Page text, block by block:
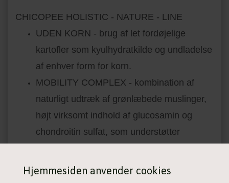
Hjemmesiden anvender cookies
CHICOPEE HOLISTIC - NATURE - LINE
UDEN KORN - brug af let fordøjelige
kartofler som kyulhydratkilde og undladelse
af enhver form for korn.
MOBILITY COMPLEX - kombination af
naturligt udtræk af grønlæbede muslinger,
højt virksomt indhold af glucosamin og
chondroitin sulfat, som understøtter
styrker bruskens funktionalitet i led